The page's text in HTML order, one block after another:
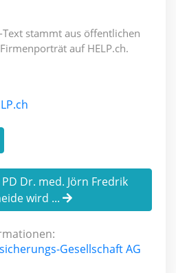
stammt aus öffentlichen
auf HELP.ch.
Dr. med. Jörn Fredrik
wird ...
Gesellschaft AG